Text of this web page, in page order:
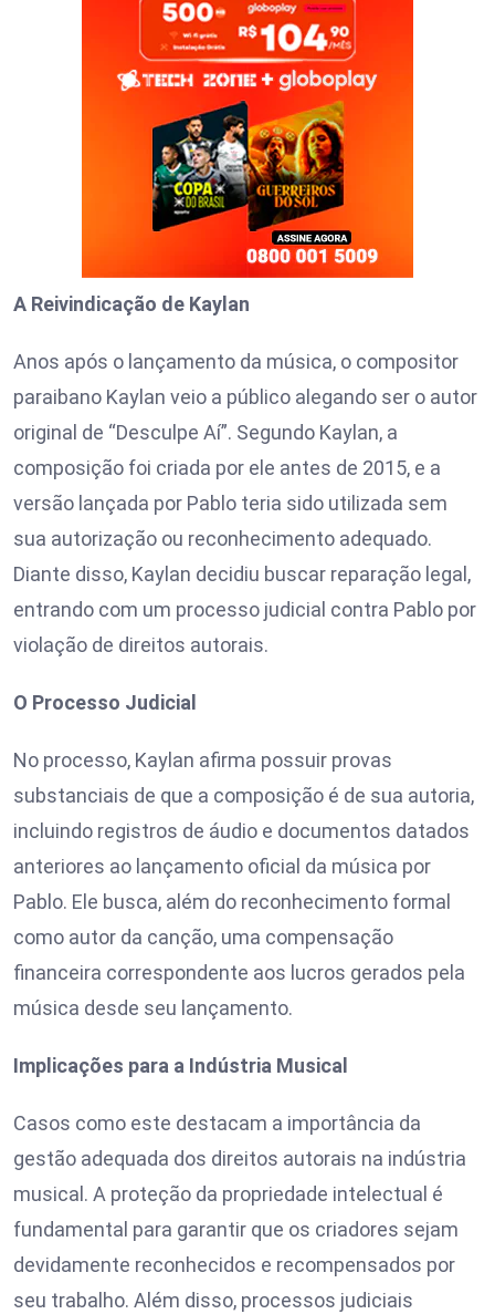
A Reivindicação de Kaylan
Anos após o lançamento da música, o compositor
paraibano Kaylan veio a público alegando ser o autor
original de “Desculpe Aí”. Segundo Kaylan, a
composição foi criada por ele antes de 2015, e a
versão lançada por Pablo teria sido utilizada sem
sua autorização ou reconhecimento adequado.
Diante disso, Kaylan decidiu buscar reparação legal,
entrando com um processo judicial contra Pablo por
violação de direitos autorais.
O Processo Judicial
No processo, Kaylan afirma possuir provas
substanciais de que a composição é de sua autoria,
incluindo registros de áudio e documentos datados
anteriores ao lançamento oficial da música por
Pablo. Ele busca, além do reconhecimento formal
como autor da canção, uma compensação
financeira correspondente aos lucros gerados pela
música desde seu lançamento.
Implicações para a Indústria Musical
Casos como este destacam a importância da
gestão adequada dos direitos autorais na indústria
musical. A proteção da propriedade intelectual é
fundamental para garantir que os criadores sejam
devidamente reconhecidos e recompensados por
seu trabalho. Além disso, processos judiciais